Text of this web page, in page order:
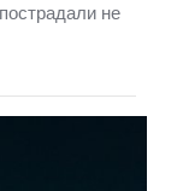
не